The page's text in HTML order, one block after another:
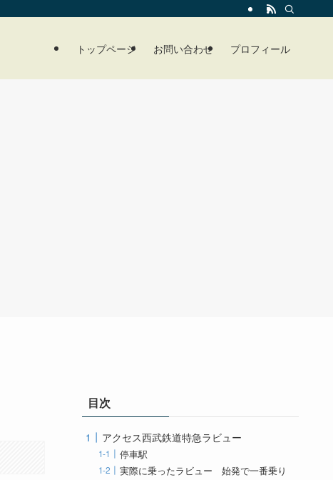
トップページ お問い合わせ プロフィール
目次
アクセス西武鉄道特急ラビュー
停車駅
実際に乗ったラビュー 始発で一番乗り